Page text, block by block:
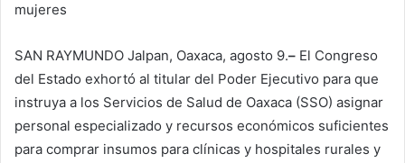
mujeres
SAN RAYMUNDO Jalpan, Oaxaca, agosto 9.– El Congreso
del Estado exhortó al titular del Poder Ejecutivo para que
instruya a los Servicios de Salud de Oaxaca (SSO) asignar
personal especializado y recursos económicos suficientes
para comprar insumos para clínicas y hospitales rurales y